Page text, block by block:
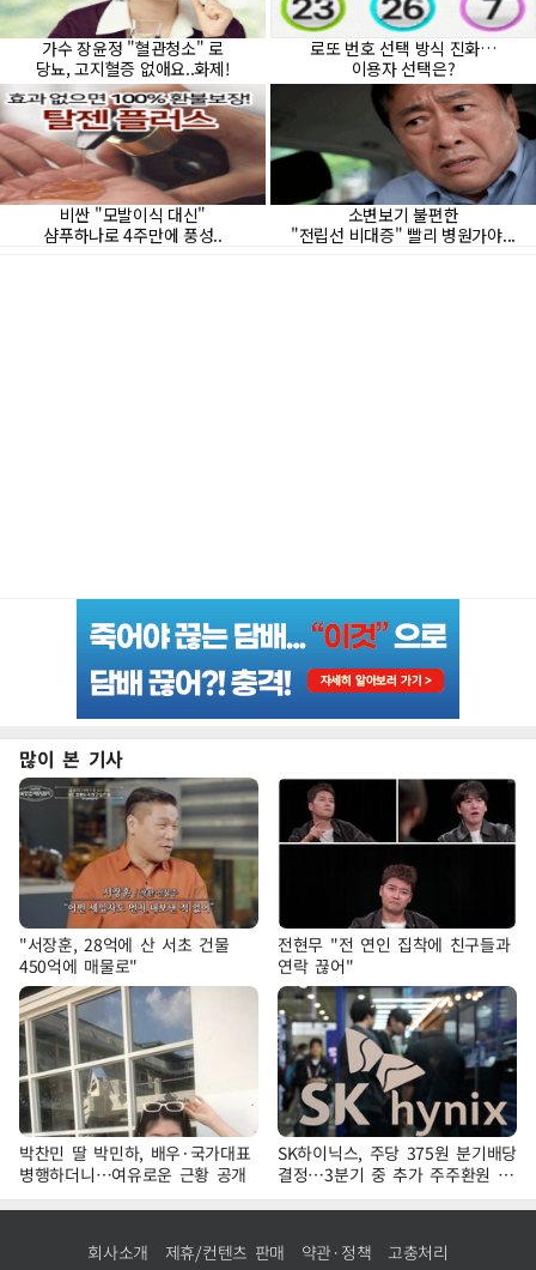
많이 본 기사
"서장훈, 28억에 산 서초 건물
450억에 매물로"
전현무 "전 연인 집착에 친구들과
연락 끊어"
박찬민 딸 박민하, 배우·국가대표
병행하더니…여유로운 근황 공개
SK하이닉스, 주당 375원 분기배당
결정…3분기 중 추가 주주환원 발
표
회사소개 제휴/컨텐츠 판매 약관·정책 고충처리